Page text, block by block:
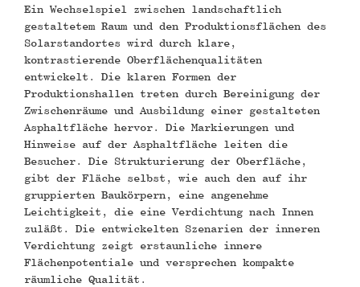
Ein Wechselspiel zwischen landschaftlich
gestaltetem Raum und den Produktionsflächen des
Solarstandortes wird durch klare,
kontrastierende Oberflächenqualitäten
entwickelt. Die klaren Formen der
Produktionshallen treten durch Bereinigung der
Zwischenräume und Ausbildung einer gestalteten
Asphaltfläche hervor. Die Markierungen und
Hinweise auf der Asphaltfläche leiten die
Besucher. Die Strukturierung der Oberfläche,
gibt der Fläche selbst, wie auch den auf ihr
gruppierten Baukörpern, eine angenehme
Leichtigkeit, die eine Verdichtung nach Innen
zuläßt. Die entwickelten Szenarien der inneren
Verdichtung zeigt erstaunliche innere
Flächenpotentiale und versprechen kompakte
räumliche Qualität.